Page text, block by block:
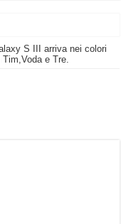
e fa tutto lui! (Senza
S III arriva nei colori
e Tre.